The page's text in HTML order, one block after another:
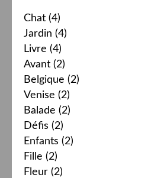
Chat (4)
Jardin (4)
Livre (4)
Avant (2)
Belgique (2)
Venise (2)
Balade (2)
Défis (2)
Enfants (2)
Fille (2)
Fleur (2)